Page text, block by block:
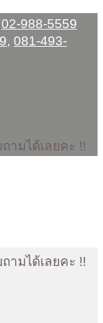
02-988-5559
, 081-493-
ามได้เลยคะ !!
ามได้เลยคะ !!